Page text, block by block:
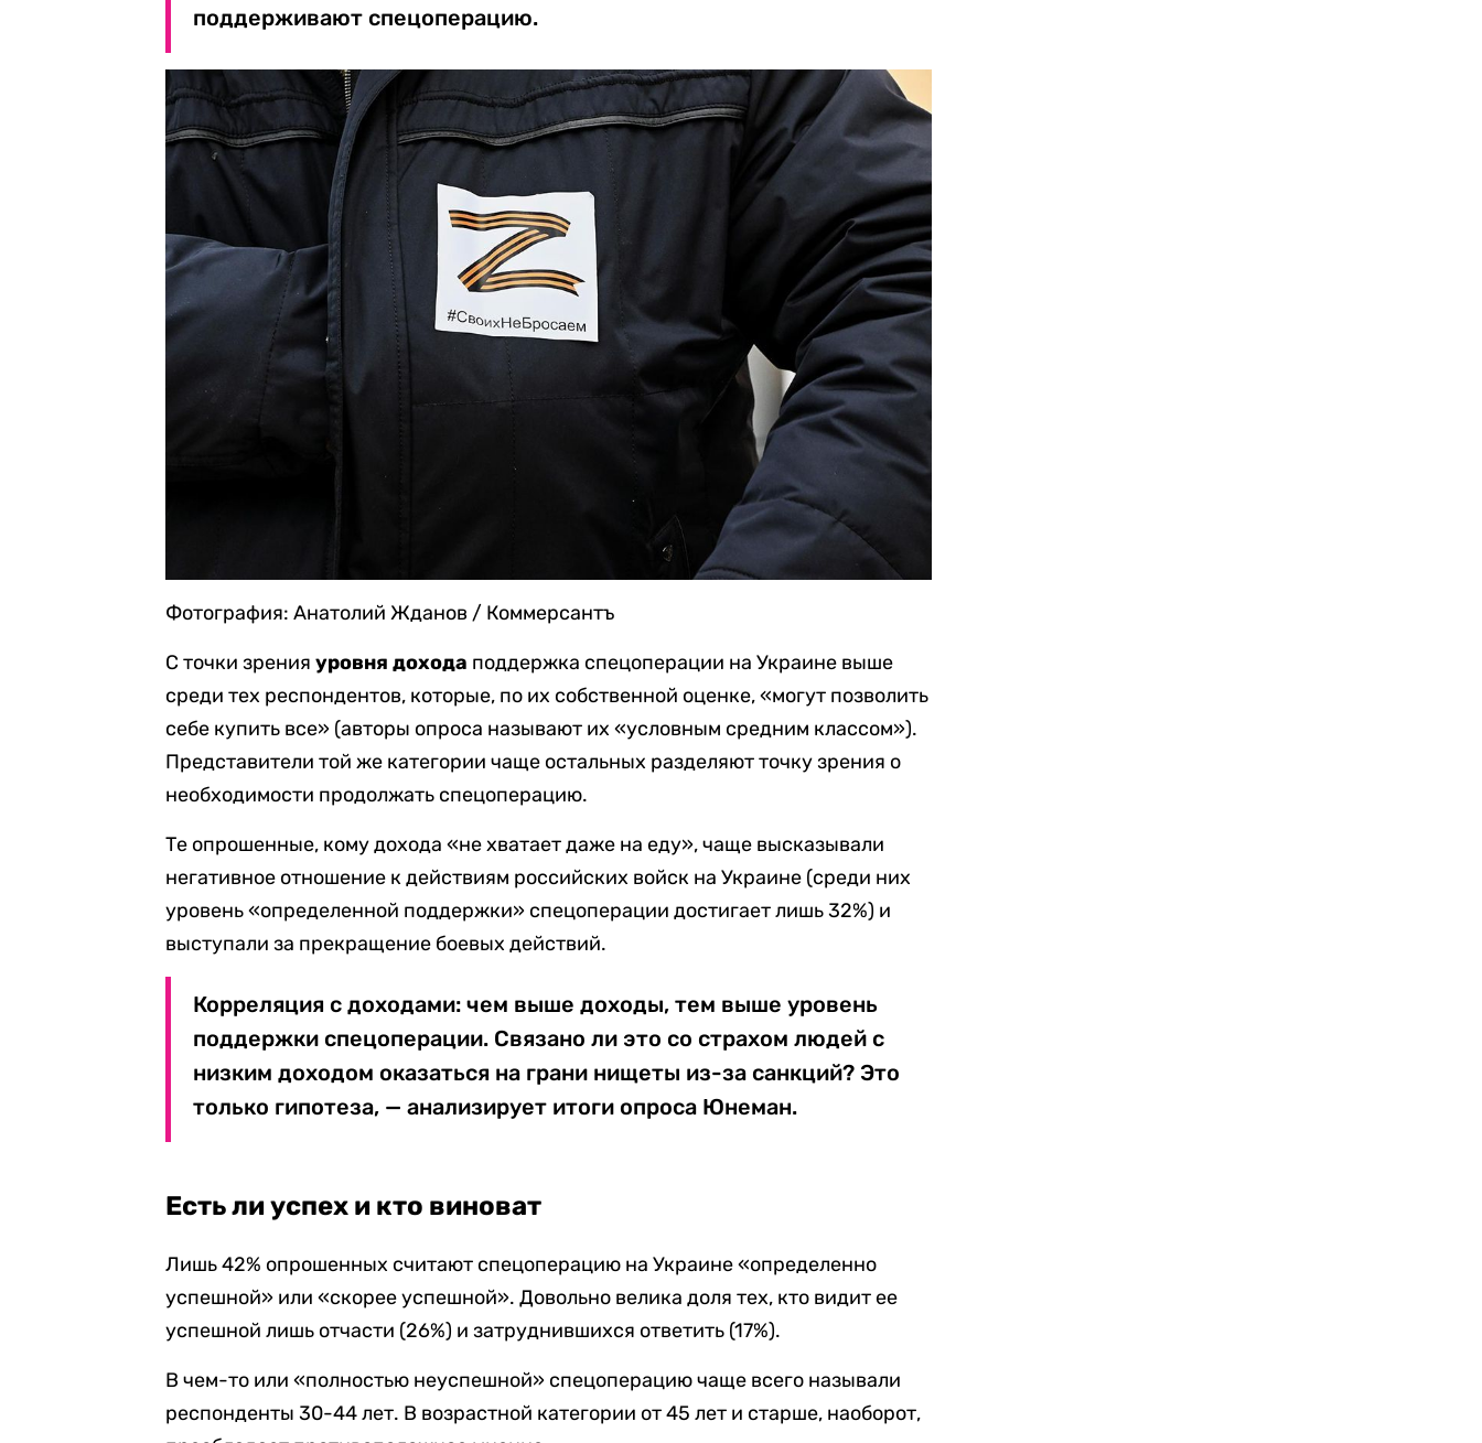
поддерживают спецоперацию.
Фотография: Анатолий Жданов / Коммерсантъ
С точки зрения уровня дохода поддержка спецоперации на Украине выше
среди тех респондентов, которые, по их собственной оценке, «могут позволить
себе купить все» (авторы опроса называют их «условным средним классом»).
Представители той же категории чаще остальных разделяют точку зрения о
необходимости продолжать спецоперацию.
Те опрошенные, кому дохода «не хватает даже на еду», чаще высказывали
негативное отношение к действиям российских войск на Украине (среди них
уровень «определенной поддержки» спецоперации достигает лишь 32%) и
выступали за прекращение боевых действий.
Корреляция с доходами: чем выше доходы, тем выше уровень
поддержки спецоперации. Связано ли это со страхом людей с
низким доходом оказаться на грани нищеты из-за санкций? Это
только гипотеза, — анализирует итоги опроса Юнеман.
Есть ли успех и кто виноват
Лишь 42% опрошенных считают спецоперацию на Украине «определенно
успешной» или «скорее успешной». Довольно велика доля тех, кто видит ее
успешной лишь отчасти (26%) и затруднившихся ответить (17%).
В чем-то или «полностью неуспешной» спецоперацию чаще всего называли
респонденты 30-44 лет. В возрастной категории от 45 лет и старше, наоборот,